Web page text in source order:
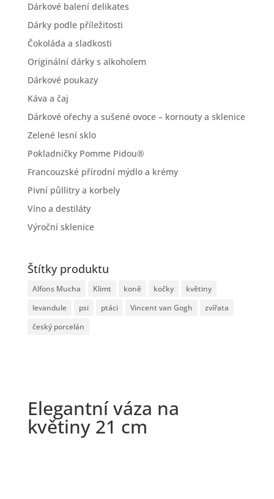
Dárkové balení delikates
Dárky podle příležitosti
Čokoláda a sladkosti
Originální dárky s alkoholem
Dárkové poukazy
Káva a čaj
Dárkové ořechy a sušené ovoce – kornouty a sklenice
Zelené lesní sklo
Pokladničky Pomme Pidou®
Francouzské přírodní mýdlo a krémy
Pivní půllitry a korbely
Víno a destiláty
Výroční sklenice
Štítky produktu
Alfons Mucha Klimt koně kočky
květiny
levandule
psi ptáci Vincent van Gogh
zvířata
český porcelán
Elegantní váza na
květiny 21 cm